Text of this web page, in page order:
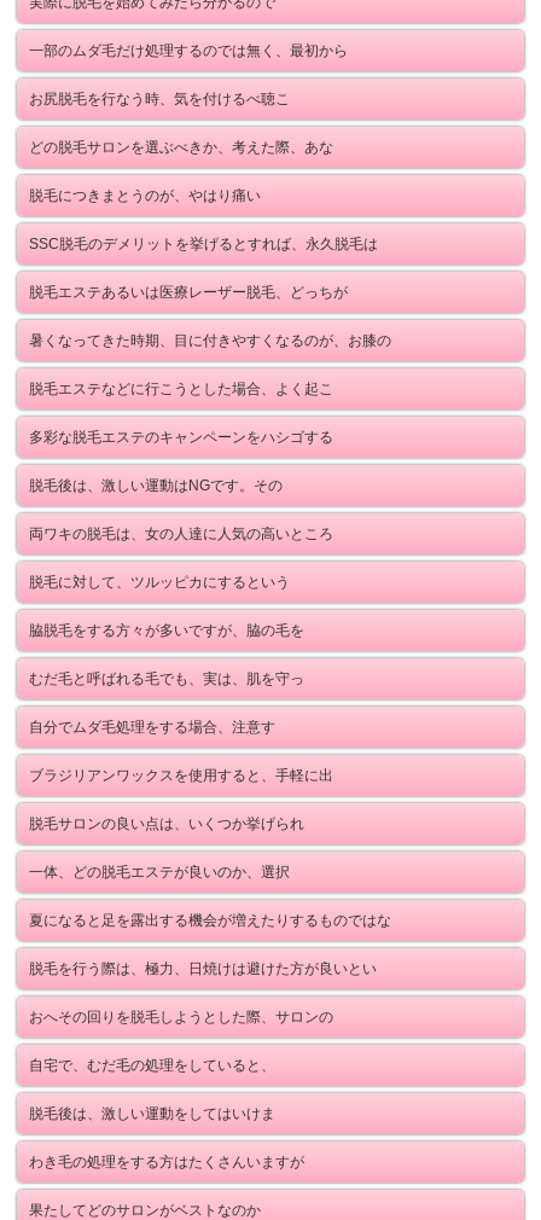
一部のムダ毛だけ処理するのでは無く、最初から
お尻脱毛を行なう時、気を付けるべ聴こ
どの脱毛サロンを選ぶべきか、考えた際、あな
脱毛につきまとうのが、やはり痛い
SSC脱毛のデメリットを挙げるとすれば、永久脱毛は
脱毛エステあるいは医療レーザー脱毛、どっちが
暑くなってきた時期、目に付きやすくなるのが、お膝の
脱毛エステなどに行こうとした場合、よく起こ
多彩な脱毛エステのキャンペーンをハシゴする
脱毛後は、激しい運動はNGです。その
両ワキの脱毛は、女の人達に人気の高いところ
脱毛に対して、ツルッピカにするという
脇脱毛をする方々が多いですが、脇の毛を
むだ毛と呼ばれる毛でも、実は、肌を守っ
自分でムダ毛処理をする場合、注意す
ブラジリアンワックスを使用すると、手軽に出
脱毛サロンの良い点は、いくつか挙げられ
一体、どの脱毛エステが良いのか、選択
夏になると足を露出する機会が増えたりするものではな
脱毛を行う際は、極力、日焼けは避けた方が良いとい
おへその回りを脱毛しようとした際、サロンの
自宅で、むだ毛の処理をしていると、
脱毛後は、激しい運動をしてはいけま
わき毛の処理をする方はたくさんいますが
果たしてどのサロンがベストなのか